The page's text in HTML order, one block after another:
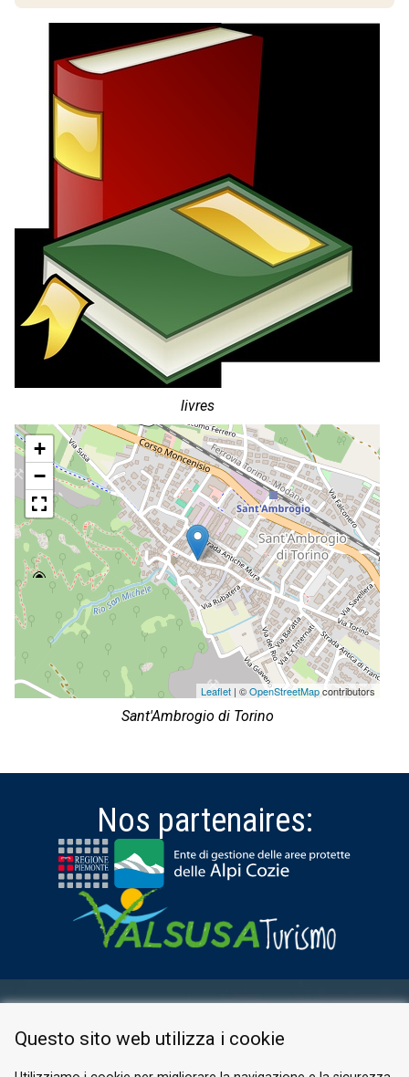
livres
+
−
Leaflet | ©OpenStreetMapcontributors
Sant'Ambrogio di Torino
Nos partenaires:
PRIVACY POLICY
Questo sito web utilizza i cookie